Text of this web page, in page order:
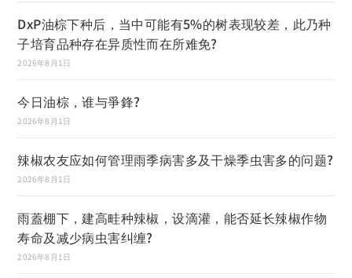
DxP油棕下种后，当中可能有5%的树表现较差，此乃种
子培育品种存在异质性而在所难免?
2026年8月1日
今日油棕，谁与爭鋒?
2026年8月1日
辣椒农友应如何管理雨季病害多及干燥季虫害多的问题?
2026年8月1日
雨蓋棚下，建高畦种辣椒，设滴灌，能否延长辣椒作物
寿命及减少病虫害纠缠?
2026年8月1日